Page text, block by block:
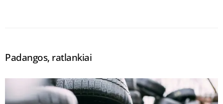
Padangos, ratlankiai